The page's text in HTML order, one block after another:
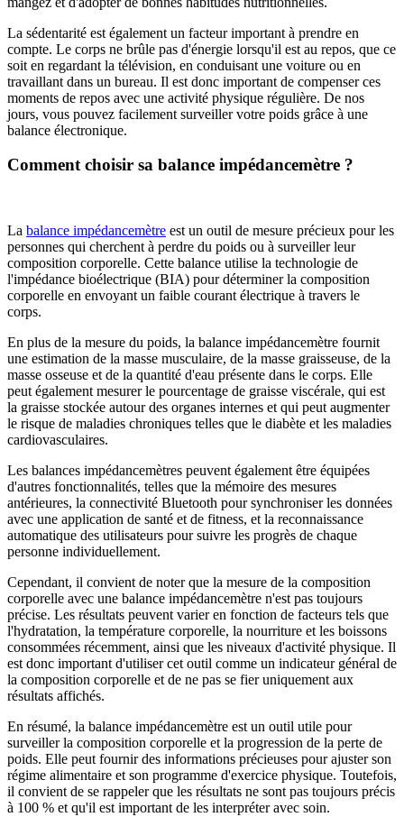
La sédentarité est également un facteur important à prendre en
compte. Le corps ne brûle pas d'énergie lorsqu'il est au repos, que ce
soit en regardant la télévision, en conduisant une voiture ou en
travaillant dans un bureau. Il est donc important de compenser ces
moments de repos avec une activité physique régulière. De nos
jours, vous pouvez facilement surveiller votre poids grâce à une
balance électronique.
Comment choisir sa balance impédancemètre ?
La balance impédancemètre est un outil de mesure précieux pour les
personnes qui cherchent à perdre du poids ou à surveiller leur
composition corporelle. Cette balance utilise la technologie de
l'impédance bioélectrique (BIA) pour déterminer la composition
corporelle en envoyant un faible courant électrique à travers le
corps.
En plus de la mesure du poids, la balance impédancemètre fournit
une estimation de la masse musculaire, de la masse graisseuse, de la
masse osseuse et de la quantité d'eau présente dans le corps. Elle
peut également mesurer le pourcentage de graisse viscérale, qui est
la graisse stockée autour des organes internes et qui peut augmenter
le risque de maladies chroniques telles que le diabète et les maladies
cardiovasculaires.
Les balances impédancemètres peuvent également être équipées
d'autres fonctionnalités, telles que la mémoire des mesures
antérieures, la connectivité Bluetooth pour synchroniser les données
avec une application de santé et de fitness, et la reconnaissance
automatique des utilisateurs pour suivre les progrès de chaque
personne individuellement.
Cependant, il convient de noter que la mesure de la composition
corporelle avec une balance impédancemètre n'est pas toujours
précise. Les résultats peuvent varier en fonction de facteurs tels que
l'hydratation, la température corporelle, la nourriture et les boissons
consommées récemment, ainsi que les niveaux d'activité physique. Il
est donc important d'utiliser cet outil comme un indicateur général de
la composition corporelle et de ne pas se fier uniquement aux
résultats affichés.
En résumé, la balance impédancemètre est un outil utile pour
surveiller la composition corporelle et la progression de la perte de
poids. Elle peut fournir des informations précieuses pour ajuster son
régime alimentaire et son programme d'exercice physique. Toutefois,
il convient de se rappeler que les résultats ne sont pas toujours précis
à 100 % et qu'il est important de les interpréter avec soin.